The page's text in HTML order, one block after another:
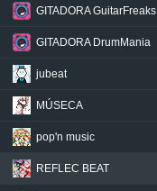
GITADORAGuitarFreaks
GITADORADrumMania
jubeat
MÚSECA
pop'n music
REFLEC BEAT